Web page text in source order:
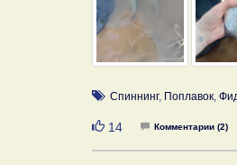
Спиннинг, Поплавок,
Нравится
14 Комментарии (2)